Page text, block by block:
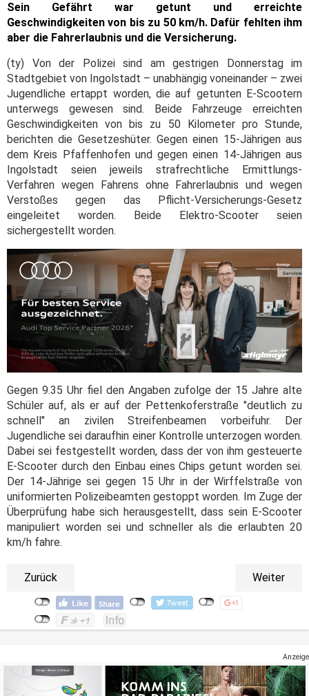
Sein Gefährt war getunt und erreichte
Geschwindigkeiten von bis zu 50 km/h. Dafür fehlten ihm
aber die Fahrerlaubnis und die Versicherung.
(ty) Von der Polizei sind am gestrigen Donnerstag im
Stadtgebiet von Ingolstadt – unabhängig voneinander – zwei
Jugendliche ertappt worden, die auf getunten E-Scootern
unterwegs gewesen sind. Beide Fahrzeuge erreichten
Geschwindigkeiten von bis zu 50 Kilometer pro Stunde,
berichten die Gesetzeshüter. Gegen einen 15-Jährigen aus
dem Kreis Pfaffenhofen und gegen einen 14-Jährigen aus
Ingolstadt seien jeweils strafrechtliche Ermittlungs-
Verfahren wegen Fahrens ohne Fahrerlaubnis und wegen
Verstoßes gegen das Pflicht-Versicherungs-Gesetz
eingeleitet worden. Beide Elektro-Scooter seien
sichergestellt worden.
Gegen 9.35 Uhr fiel den Angaben zufolge der 15 Jahre alte
Schüler auf, als er auf der Pettenkoferstraße "deutlich zu
schnell" an zivilen Streifenbeamen vorbeifuhr. Der
Jugendliche sei daraufhin einer Kontrolle unterzogen worden.
Dabei sei festgestellt worden, dass der von ihm gesteuerte
E-Scooter durch den Einbau eines Chips getunt worden sei.
Der 14-Jährige sei gegen 15 Uhr in der Wirffelstraße von
uniformierten Polizeibeamten gestoppt worden. Im Zuge der
Überprüfung habe sich herausgestellt, dass sein E-Scooter
manipuliert worden sei und schneller als die erlaubten 20
km/h fahre.
Zurück Weiter
Anzeige